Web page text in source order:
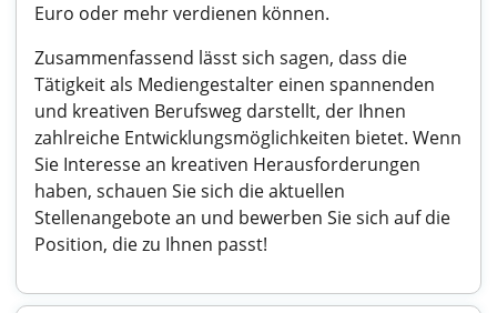
Euro oder mehr verdienen können.
Zusammenfassend lässt sich sagen, dass die
Tätigkeit als Mediengestalter einen spannenden
und kreativen Berufsweg darstellt, der Ihnen
zahlreiche Entwicklungsmöglichkeiten bietet. Wenn
Sie Interesse an kreativen Herausforderungen
haben, schauen Sie sich die aktuellen
Stellenangebote an und bewerben Sie sich auf die
Position, die zu Ihnen passt!